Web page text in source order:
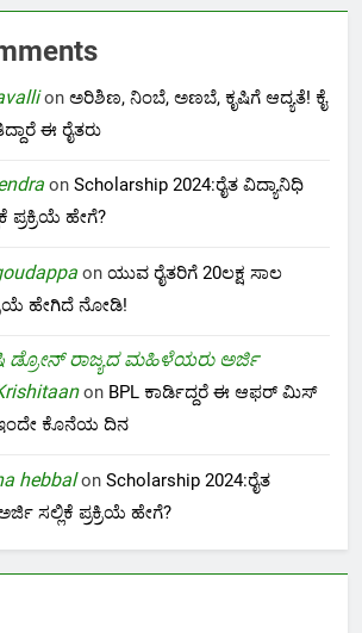
on ಅರಿಶಿಣ, ನಿಂಬೆ, ಅಣಬೆ, ಕೃಷಿಗೆ ಆದ್ಯತೆ! ಕೈ
ಈ ರೈತರು
on Scholarship 2024:ರೈತ ವಿದ್ಯಾನಿಧಿ
ಪ್ರಕ್ರಿಯೆ ಹೇಗೆ?
on ಯುವ ರೈತರಿಗೆ 20ಲಕ್ಷ ಸಾಲ
ಹೇಗಿದೆ ನೋಡಿ!
ಡ್ರೋನ್ ರಾಜ್ಯದ ಮಹಿಳೆಯರು ಅರ್ಜಿ
on BPL ಕಾರ್ಡಿದ್ದರೆ ಈ ಆಫರ್ ಮಿಸ್
ಕೊನೆಯ ದಿನ
hebbalon Scholarship 2024:ರೈತ
ಸಲ್ಲಿಕೆ ಪ್ರಕ್ರಿಯೆ ಹೇಗೆ?